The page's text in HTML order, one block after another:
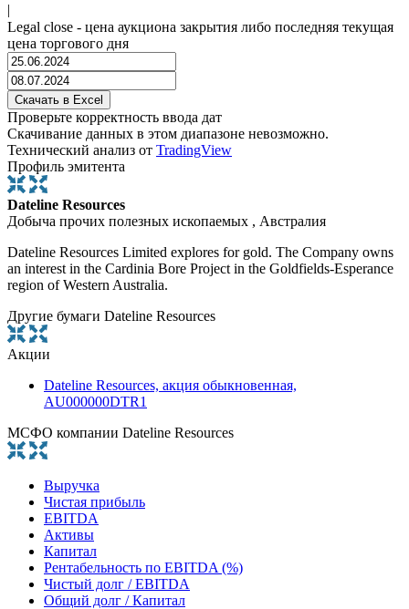
|
Legal close - цена аукциона закрытия либо последняя текущая
цена торгового дня
Проверьте корректность ввода дат
Скачивание данных в этом диапазоне невозможно.
Технический анализ от TradingView
Профиль эмитента
Dateline Resources
Добыча прочих полезных ископаемых , Австралия
Dateline Resources Limited explores for gold. The Company owns
an interest in the Cardinia Bore Project in the Goldfields-Esperance
region of Western Australia.
Другие бумаги Dateline Resources
Акции
Dateline Resources, акция обыкновенная,
AU000000DTR1
МСФО компании Dateline Resources
Выручка
Чистая прибыль
EBITDA
Активы
Капитал
Рентабельность по EBITDA (%)
Чистый долг / EBITDA
Общий долг / Капитал